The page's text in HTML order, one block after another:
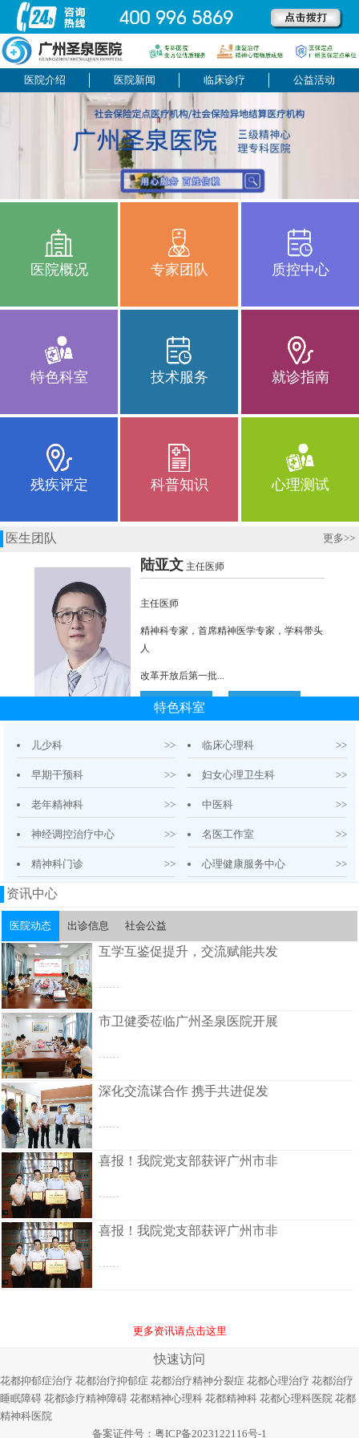
医院介绍 医院新闻 临床诊疗 公益活动
医院概况 专家团队 质控中心
特色科室 技术服务 就诊指南
残疾评定 科普知识 心理测试
医生团队 更多>>
特色科室
儿少科 >> 临床心理科 >>
早期干预科 >> 妇女心理卫生科 >>
老年精神科 >> 中医科 >>
神经调控治疗中心 >> 名医工作室 >>
精神科门诊 >> 心理健康服务中心 >>
资讯中心
医院动态 出诊信息 社会公益
互学互鉴促提升，交流赋能共发
……
市卫健委莅临广州圣泉医院开展
……
深化交流谋合作 携手共进促发
……
喜报！我院党支部获评广州市非
……
喜报！我院党支部获评广州市非
……
更多资讯请点击这里
快速访问
花都抑郁症治疗 花都治疗抑郁症 花都治疗精神分裂症 花都心理治疗 花都治疗
睡眠障碍 花都诊疗精神障碍 花都精神心理科 花都精神科 花都心理科医院 花都
精神科医院
备案证件号： 粤ICP备2023122116号-1